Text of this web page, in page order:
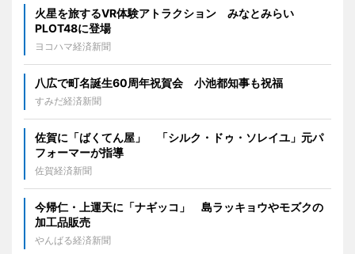
火星を旅するVR体験アトラクション みなとみらい
PLOT48に登場
ヨコハマ経済新聞
八広で町名誕生60周年祝賀会 小池都知事も祝福
すみだ経済新聞
佐賀に「ばくてん屋」 「シルク・ドゥ・ソレイユ」元パ
フォーマーが指導
佐賀経済新聞
今帰仁・上運天に「ナギッコ」 島ラッキョウやモズクの
加工品販売
やんばる経済新聞